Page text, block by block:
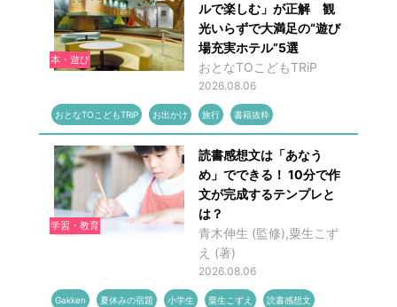
本・遊び
ルで楽しむ」が正解 観
光いらずで大満足の“遊び
場充実ホテル”5選
おとなTOこどもTRiP
2026.08.06
おとなTOこどもTRiP お出かけ 旅行 書籍抜粋
学習・教育
読書感想文は「あなう
め」でできる！ 10分で作
文が完成するテンプレと
は？
青木伸生 (監修),粟生こず
え (著)
2026.08.06
Gakken 夏休みの宿題 小学生 粟生こずえ 読書感想文